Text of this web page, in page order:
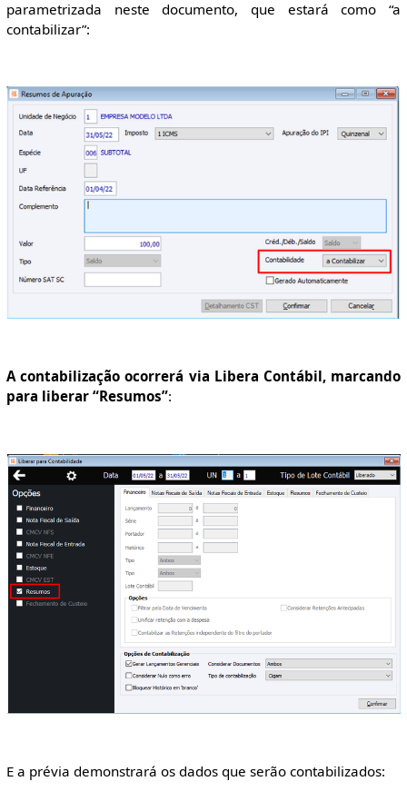
parametrizada neste documento, que estará como “a
contabilizar”:
A contabilização ocorrerá via Libera Contábil, marcando
para liberar “Resumos”:
E a prévia demonstrará os dados que serão contabilizados: